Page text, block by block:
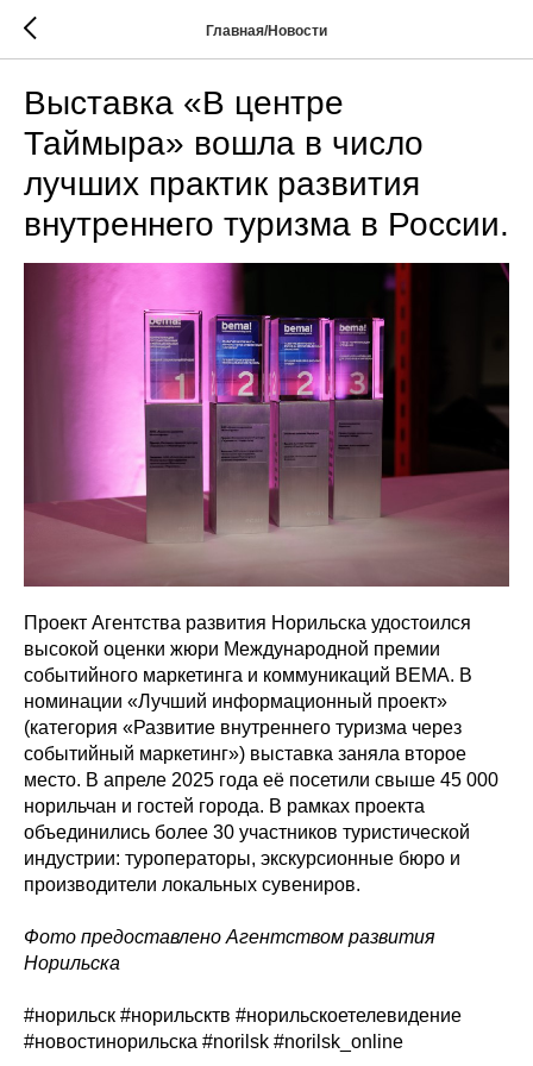
Главная/Новости
Выставка «В центре
Таймыра» вошла в число
лучших практик развития
внутреннего туризма в России.
Проект Агентства развития Норильска удостоился
высокой оценки жюри Международной премии
событийного маркетинга и коммуникаций BEMA. В
номинации «Лучший информационный проект»
(категория «Развитие внутреннего туризма через
событийный маркетинг») выставка заняла второе
место. В апреле 2025 года её посетили свыше 45 000
норильчан и гостей города. В рамках проекта
объединились более 30 участников туристической
индустрии: туроператоры, экскурсионные бюро и
производители локальных сувениров.
Фото предоставлено Агентством развития
Норильска
#норильск #норильсктв #норильскоетелевидение
#новостинорильска #norilsk #norilsk_online